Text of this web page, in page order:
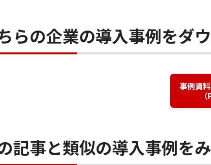
らの企業の導入事例をダ
事例資
記事と類似の導入事例を